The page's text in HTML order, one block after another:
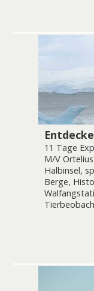
11 Tage
M/V
Halbinsel,
Berge,